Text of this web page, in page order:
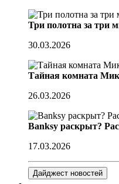
Три полотна за три
30.03.2026
Тайная комната
26.03.2026
Banksy раскрыт?
17.03.2026
Дайджест новостей